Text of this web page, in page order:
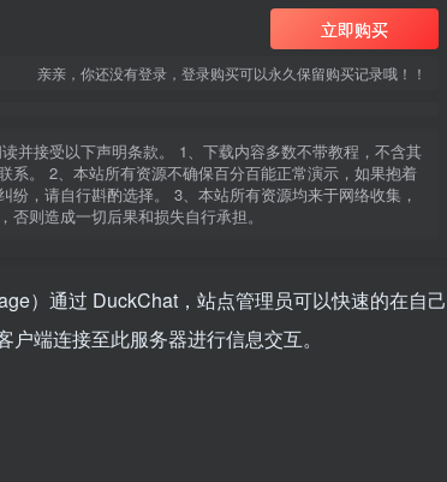
立即购买
亲亲，你还没有登录，登录购买可以永久保留购买记录哦！！
接受以下声明条款。 1、下载内容多数不带教程，不含其
。 2、本站所有资源不确保百分百能正常演示，如果抱着
，请自行斟酌选择。 3、本站所有资源均来于网络收集，
则造成一切后果和损失自行承担。
）通过 DuckChat，站点管理员可以快速的在自己
端连接至此服务器进行信息交互。